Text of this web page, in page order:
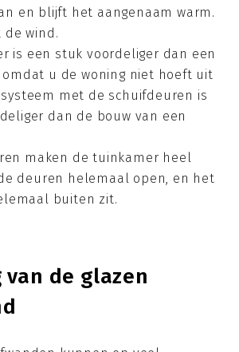
en blijft het aangenaam warm.
de wind.
is een stuk voordeliger dan een
u de woning niet hoeft uit
met de schuifdeuren is
dan de bouw van een
maken de tuinkamer heel
deuren helemaal open, en het
buiten zit.
de glazen